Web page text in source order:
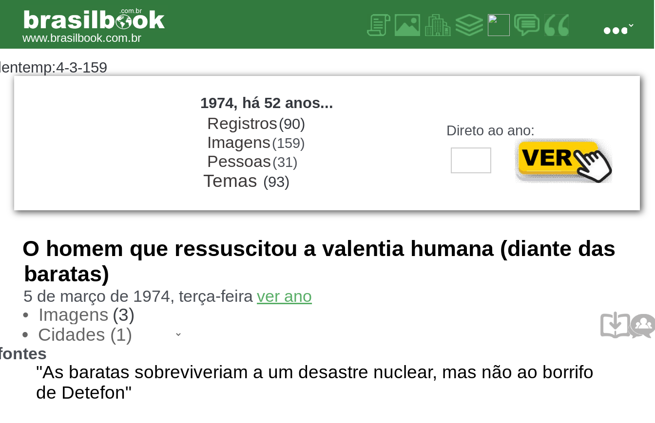
www.brasilbook.com.br
3-159
1974, há 52 anos...
Registros(90)
Imagens(159)
Pessoas(31)
Temas (93)
Direto ao ano:
O homem que ressuscitou a valentia humana (diante das
baratas)
5 de março de 1974, terça-feiraver ano
• Imagens (3)
•
"As baratas sobreviveriam a um desastre nuclear, mas não ao borrifo
de Detefon"